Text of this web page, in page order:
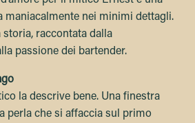
maniacalmente nei minimi dettagli.
storia, raccontata dalla
passione dei bartender.
la descrive bene. Una finestra
perla che si affaccia sul primo